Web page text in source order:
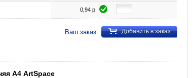
0,94 р.
Ваш заказ Добавить в заказ
А4 ArtSpace